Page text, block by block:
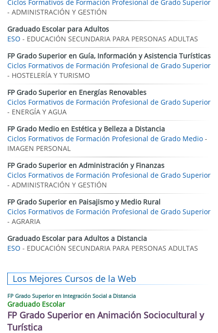
Ciclos Formativos de Formación Profesional de Grado Superior
- ADMINISTRACIÓN Y GESTIÓN
Graduado Escolar para Adultos
ESO - EDUCACIÓN SECUNDARIA PARA PERSONAS ADULTAS
FP Grado Superior en Guía, Información y Asistencia Turísticas
Ciclos Formativos de Formación Profesional de Grado Superior
- HOSTELERÍA Y TURISMO
FP Grado Superior en Energías Renovables
Ciclos Formativos de Formación Profesional de Grado Superior
- ENERGÍA Y AGUA
FP Grado Medio en Estética y Belleza a Distancia
Ciclos Formativos de Formación Profesional de Grado Medio -
IMAGEN PERSONAL
FP Grado Superior en Administración y Finanzas
Ciclos Formativos de Formación Profesional de Grado Superior
- ADMINISTRACIÓN Y GESTIÓN
FP Grado Superior en Paisajismo y Medio Rural
Ciclos Formativos de Formación Profesional de Grado Superior
- AGRARIA
Graduado Escolar para Adultos a Distancia
ESO - EDUCACIÓN SECUNDARIA PARA PERSONAS ADULTAS
Los Mejores Cursos de la Web
FP Grado Superior en Integración Social a Distancia
Graduado Escolar
FP Grado Superior en Animación Sociocultural y
Turística